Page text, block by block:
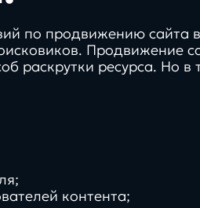
по продвижению сайта
Продвижение
раскрутки ресурса. Но
контента;